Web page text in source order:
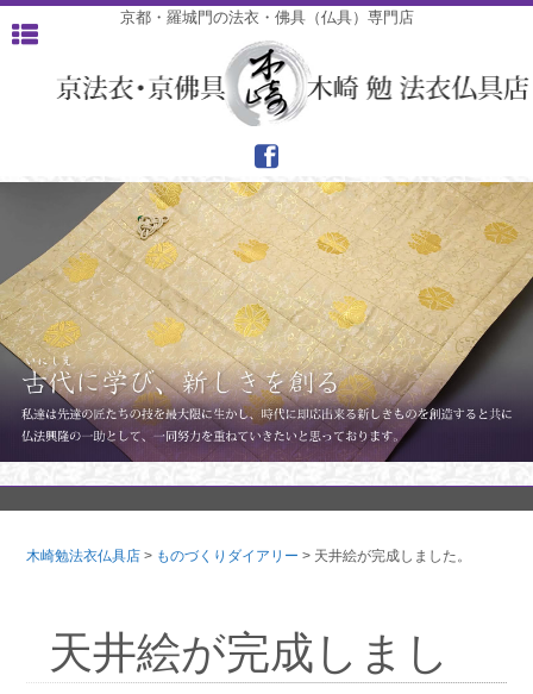
京都・羅城門の法衣・佛具（仏具）専門店
木崎勉法衣仏具店 > ものづくりダイアリー > 天井絵が完成しました。
天井絵が完成しまし